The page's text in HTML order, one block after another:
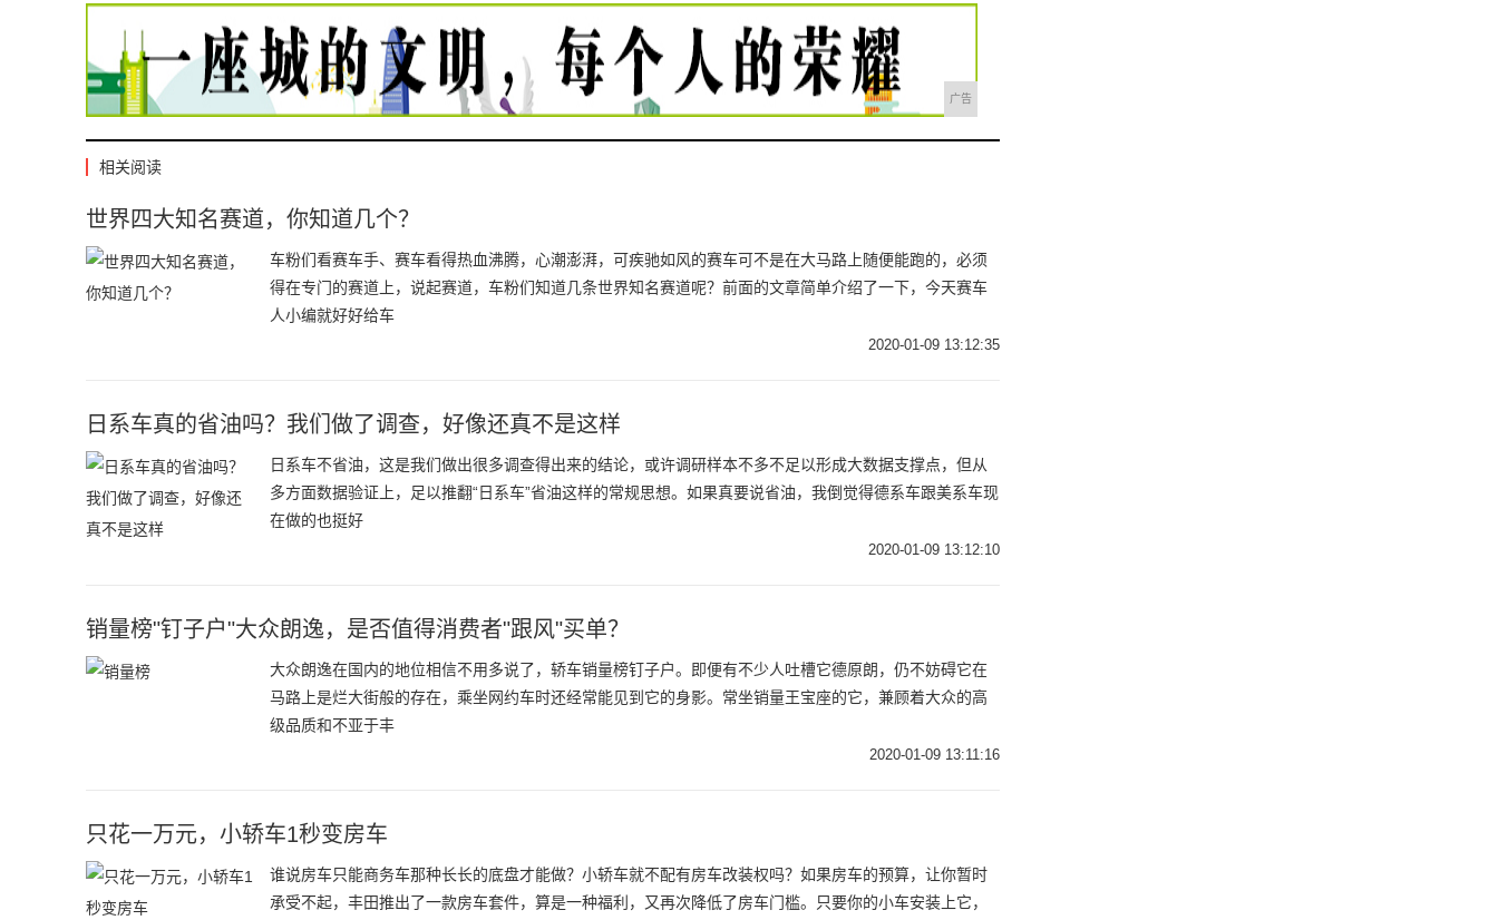
广告
相关阅读
世界四大知名赛道，你知道几个？
车粉们看赛车手、赛车看得热血沸腾，心潮澎湃，可疾驰如风的赛车可不是在大马路上随便能跑的，必须
得在专门的赛道上，说起赛道，车粉们知道几条世界知名赛道呢？前面的文章简单介绍了一下，今天赛车
人小编就好好给车
2020-01-09 13:12:35
日系车真的省油吗？我们做了调查，好像还真不是这样
日系车不省油，这是我们做出很多调查得出来的结论，或许调研样本不多不足以形成大数据支撑点，但从
多方面数据验证上，足以推翻“日系车”省油这样的常规思想。如果真要说省油，我倒觉得德系车跟美系车现
在做的也挺好
2020-01-09 13:12:10
销量榜"钉子户"大众朗逸，是否值得消费者"跟风"买单？
大众朗逸在国内的地位相信不用多说了，轿车销量榜钉子户。即便有不少人吐槽它德原朗，仍不妨碍它在
马路上是烂大街般的存在，乘坐网约车时还经常能见到它的身影。常坐销量王宝座的它，兼顾着大众的高
级品质和不亚于丰
2020-01-09 13:11:16
只花一万元，小轿车1秒变房车
谁说房车只能商务车那种长长的底盘才能做？小轿车就不配有房车改装权吗？如果房车的预算，让你暂时
承受不起，丰田推出了一款房车套件，算是一种福利，又再次降低了房车门槛。只要你的小车安装上它，